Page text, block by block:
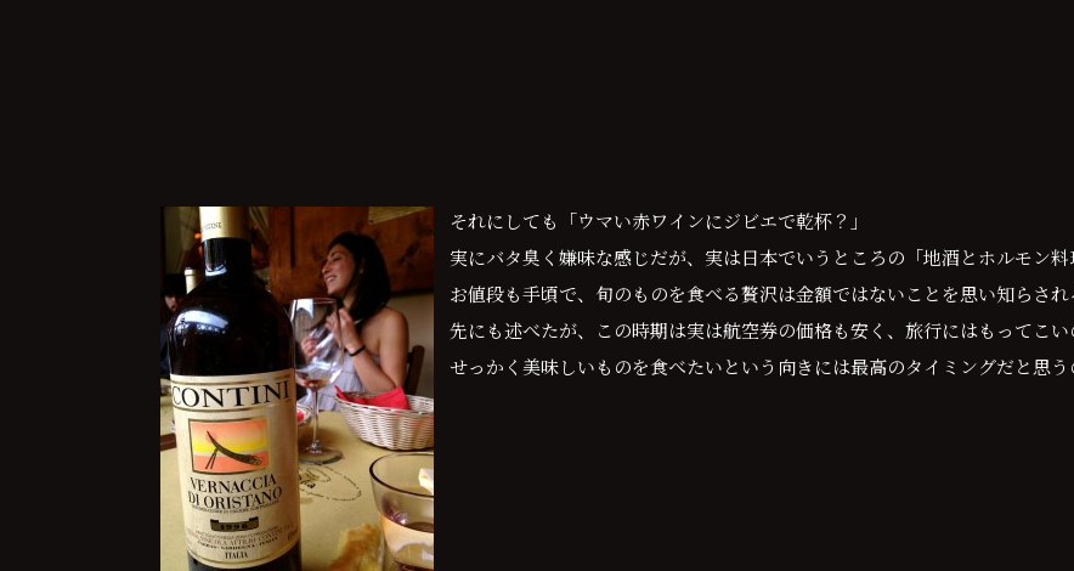
それにしても「ウマい赤ワインにジビエで乾杯？」
実にバタ臭く嫌味な感じだが、実は日本でいうところの「地酒とホルモン料
お値段も手頃で、旬のものを食べる贅沢は金額ではないことを思い知らされ
先にも述べたが、この時期は実は航空券の価格も安く、旅行にはもってこい
せっかく美味しいものを食べたいという向きには最高のタイミングだと思う